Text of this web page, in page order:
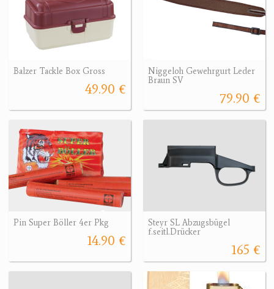
Balzer Tackle Box Gross
49.90 €
Niggeloh Gewehrgurt Leder
Braun SV
79.90 €
Pin Super Böller 4er Pkg
14.90 €
Steyr SL Abzugsbügel
f.seitl.Drücker
165 €